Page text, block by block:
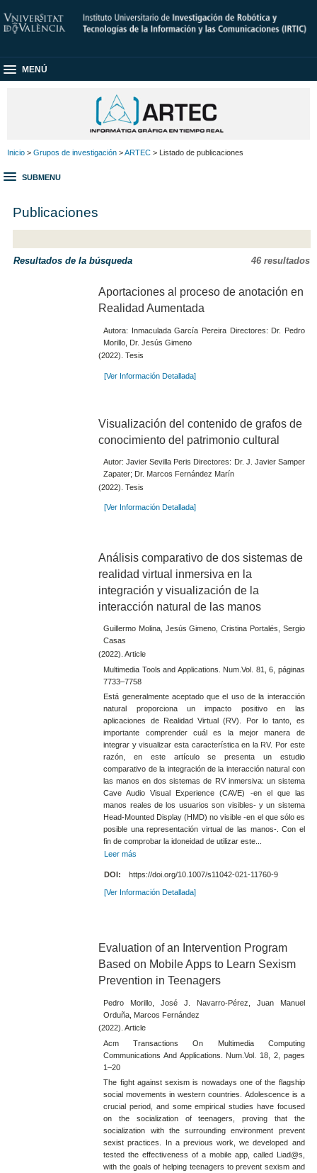
MENÚ
Inicio > Grupos de investigación >ARTEC > Listado de publicaciones
SUBMENU
Publicaciones
Resultados de la búsqueda 46 resultados
Aportaciones al proceso de anotación en
Realidad Aumentada
Autora: Inmaculada García Pereira Directores: Dr. Pedro
Morillo, Dr. Jesús Gimeno
(2022). Tesis
[Ver Información Detallada]
Visualización del contenido de grafos de
conocimiento del patrimonio cultural
Autor: Javier Sevilla Peris Directores: Dr. J. Javier Samper
Zapater; Dr. Marcos Fernández Marín
(2022). Tesis
[Ver Información Detallada]
Análisis comparativo de dos sistemas de
realidad virtual inmersiva en la
integración y visualización de la
interacción natural de las manos
Guillermo Molina, Jesús Gimeno, Cristina Portalés, Sergio
Casas
(2022). Article
Multimedia Tools and Applications. Num.Vol. 81, 6, páginas
7733–7758
Está generalmente aceptado que el uso de la interacción
natural proporciona un impacto positivo en las
aplicaciones de Realidad Virtual (RV). Por lo tanto, es
importante comprender cuál es la mejor manera de
integrar y visualizar esta característica en la RV. Por este
razón, en este artículo se presenta un estudio
comparativo de la integración de la interacción natural con
las manos en dos sistemas de RV inmersiva: un sistema
Cave Audio Visual Experience (CAVE) -en el que las
manos reales de los usuarios son visibles- y un sistema
Head-Mounted Display (HMD) no visible -en el que sólo es
posible una representación virtual de las manos-. Con el
fin de comprobar la idoneidad de utilizar este...
Leer más
DOI: https://doi.org/10.1007/s11042-021-11760-9
[Ver Información Detallada]
Evaluation of an Intervention Program
Based on Mobile Apps to Learn Sexism
Prevention in Teenagers
Pedro Morillo, José J. Navarro-Pérez, Juan Manuel
Orduña, Marcos Fernández
(2022). Article
Acm Transactions On Multimedia Computing
Communications And Applications. Num.Vol. 18, 2, pages
1–20
The fight against sexism is nowadays one of the flagship
social movements in western countries. Adolescence is a
crucial period, and some empirical studies have focused
on the socialization of teenagers, proving that the
socialization with the surrounding environment prevent
sexist practices. In a previous work, we developed and
tested the effectiveness of a mobile app, called Liad@s,
with the goals of helping teenagers to prevent sexism and